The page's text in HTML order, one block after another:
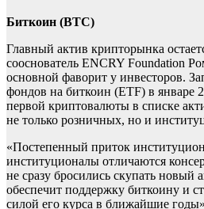
Биткоин (BTC)
Главный актив крипторынка
сооснователь ENCRY Foundation
основной фаворит у инвесторов.
фондов на биткоин (ETF) в январе
первой криптовалюты в списке
не только розничных, но и
«Постепенный приток
институционалы отличаются
не сразу бросились скупать новый
обеспечит поддержку биткоину и
силой его курса в ближайшие